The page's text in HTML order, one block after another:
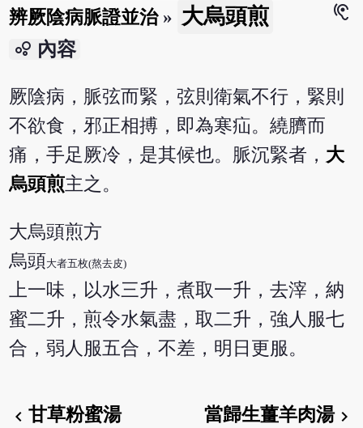
辨厥陰病脈證並治» 大烏頭煎
hearing
bubble_chart 內容
厥陰病，脈弦而緊，弦則衛氣不行，緊則
不欲食，邪正相搏，即為寒疝。繞臍而
痛，手足厥冷，是其候也。脈沉緊者， 大
烏頭煎主之。
大烏頭煎方
烏頭 大者五枚(熬去皮)
上一味，以水三升，煮取一升，去滓，納
蜜二升，煎令水氣盡，取二升，強人服七
合，弱人服五合，不差，明日更服。
chevron_left甘草粉蜜湯 當歸生薑羊肉湯chevron_right